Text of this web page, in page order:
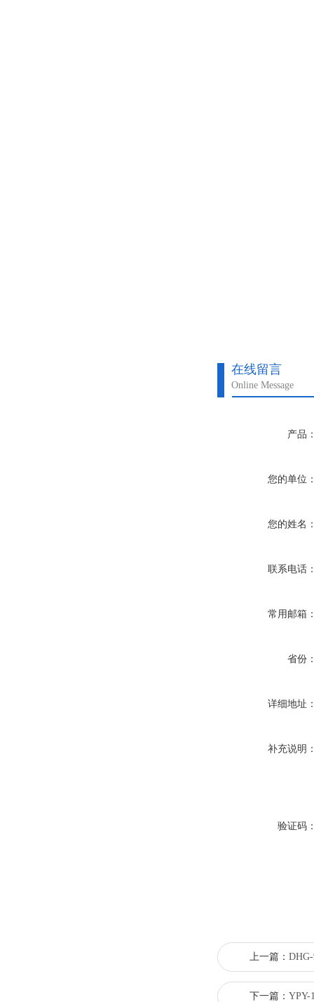
在线留言
Online Message
产品
您的单位
您的姓名
联系电话
常用邮箱
省份
详细地址
补充说明
验证码
上一篇：
下一篇： YPY-